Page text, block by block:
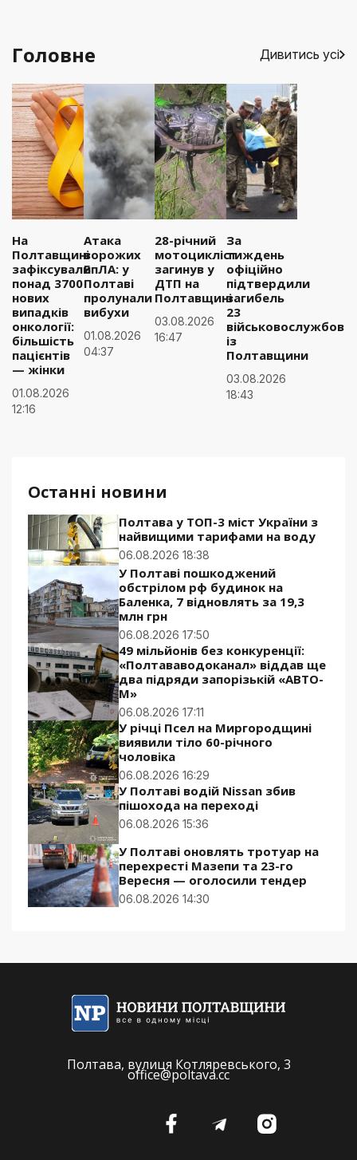
Останні новини
Полтава у ТОП-3 міст України з
найвищими тарифами на воду
06.08.2026 18:38
У Полтаві пошкоджений
обстрілом рф будинок на
Баленка, 7 відновлять за 19,3
млн грн
06.08.2026 17:50
49 мільйонів без конкуренції:
«Полтававодоканал» віддав ще
два підряди запорізькій «АВТО-
М»
06.08.2026 17:11
У річці Псел на Миргородщині
виявили тіло 60-річного
чоловіка
06.08.2026 16:29
У Полтаві водій Nissan збив
пішохода на переході
06.08.2026 15:36
У Полтаві оновлять тротуар на
перехресті Мазепи та 23-го
Вересня — оголосили тендер
06.08.2026 14:30
Головне Дивитись усі
На
Полтавщині
зафіксували
понад 3700
нових
випадків
онкології:
більшість
пацієнтів
— жінки
01.08.2026
12:16
Атака
ворожих
БпЛА: у
Полтаві
пролунали
вибухи
01.08.2026
04:37
28-річний
мотоцикліст
загинув у
ДТП на
Полтавщині
03.08.2026
16:47
За
тиждень
офіційно
підтвердили
загибель
23
із
Полтавщини
03.08.2026
18:43
Полтава, вулиця Котляревського, 3
office@poltava.cc